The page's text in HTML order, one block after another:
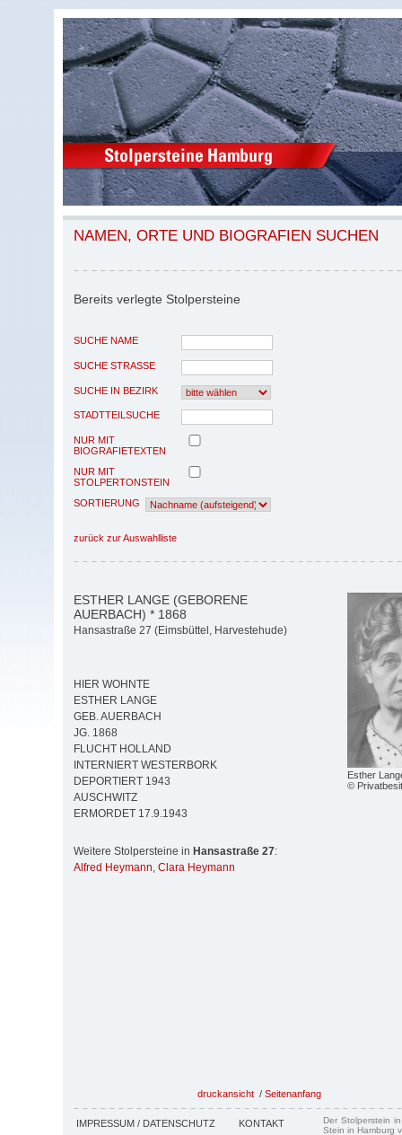
NAMEN, ORTE UND BIOGRAFIEN SUCHEN
Bereits verlegte Stolpersteine
SUCHE NAME
SUCHE STRASSE
SUCHE IN BEZIRK
STADTTEILSUCHE
NUR MIT
BIOGRAFIETEXTEN
NUR MIT
STOLPERTONSTEIN
SORTIERUNG
zurück zur Auswahlliste
Esther
©
ESTHER LANGE (GEBORENE
AUERBACH) * 1868
Hansastraße 27 (Eimsbüttel, Harvestehude)
HIER WOHNTE
ESTHER LANGE
GEB. AUERBACH
JG. 1868
FLUCHT HOLLAND
INTERNIERT WESTERBORK
DEPORTIERT 1943
AUSCHWITZ
ERMORDET 17.9.1943
Weitere Stolpersteine in Hansastraße 27:
Alfred Heymann, Clara Heymann
druckansicht / Seitenanfang
IMPRESSUM / DATENSCHUTZ KONTAKT
Der Stolperstein
Stein in Hamburg